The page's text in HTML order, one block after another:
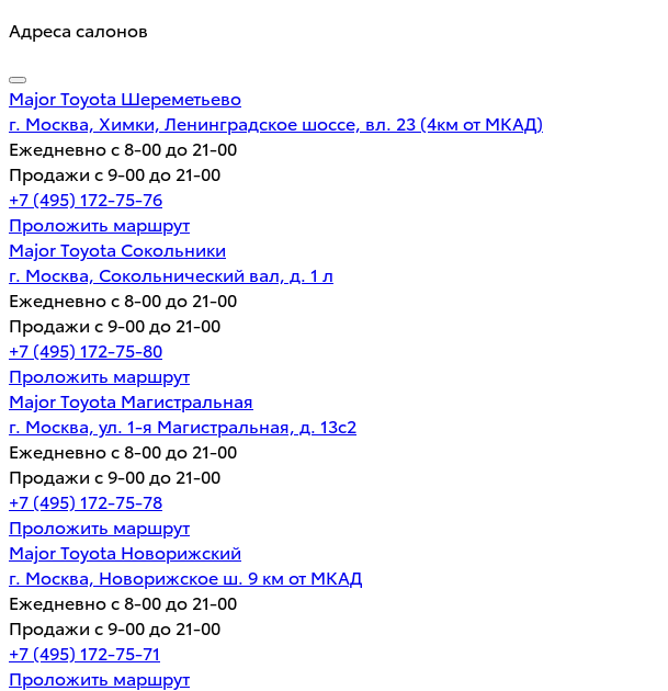
Адреса салонов
Major Toyota Шереметьево
г. Москва, Химки, Ленинградское шоссе, вл. 23 (4км от МКАД)
Ежедневно с 8-00 до 21-00
Продажи с 9-00 до 21-00
+7 (495) 172-75-76
Проложить маршрут
Major Toyota Сокольники
г. Москва, Сокольнический вал, д. 1 л
Ежедневно с 8-00 до 21-00
Продажи с 9-00 до 21-00
+7 (495) 172-75-80
Проложить маршрут
Major Toyota Магистральная
г. Москва, ул. 1-я Магистральная, д. 13с2
Ежедневно с 8-00 до 21-00
Продажи с 9-00 до 21-00
+7 (495) 172-75-78
Проложить маршрут
Major Toyota Новорижский
г. Москва, Новорижское ш. 9 км от МКАД
Ежедневно с 8-00 до 21-00
Продажи с 9-00 до 21-00
+7 (495) 172-75-71
Проложить маршрут